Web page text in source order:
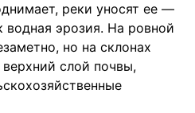
реки уносят ее —
водная эрозия. На ровной
но на склонах
слой почвы,